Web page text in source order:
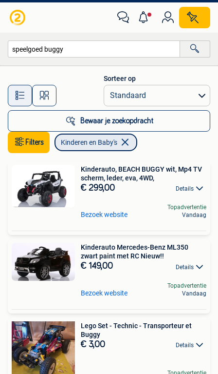
Alle afstanden…
Sorteer op
Bewaar je zoekopdracht
Filters Kinderen en Baby's
Kinderauto, BEACH BUGGY wit, Mp4 TV
scherm, leder, eva, 4WD,
€ 299,00 Details
Bezoek website
Topadvertentie
Vandaag
Kinderauto Mercedes-Benz ML350
zwart paint met RC Nieuw!!
€ 149,00 Details
Bezoek website
Topadvertentie
Vandaag
Lego Set - Technic - Transporteur et
Buggy
€ 3,00 Details